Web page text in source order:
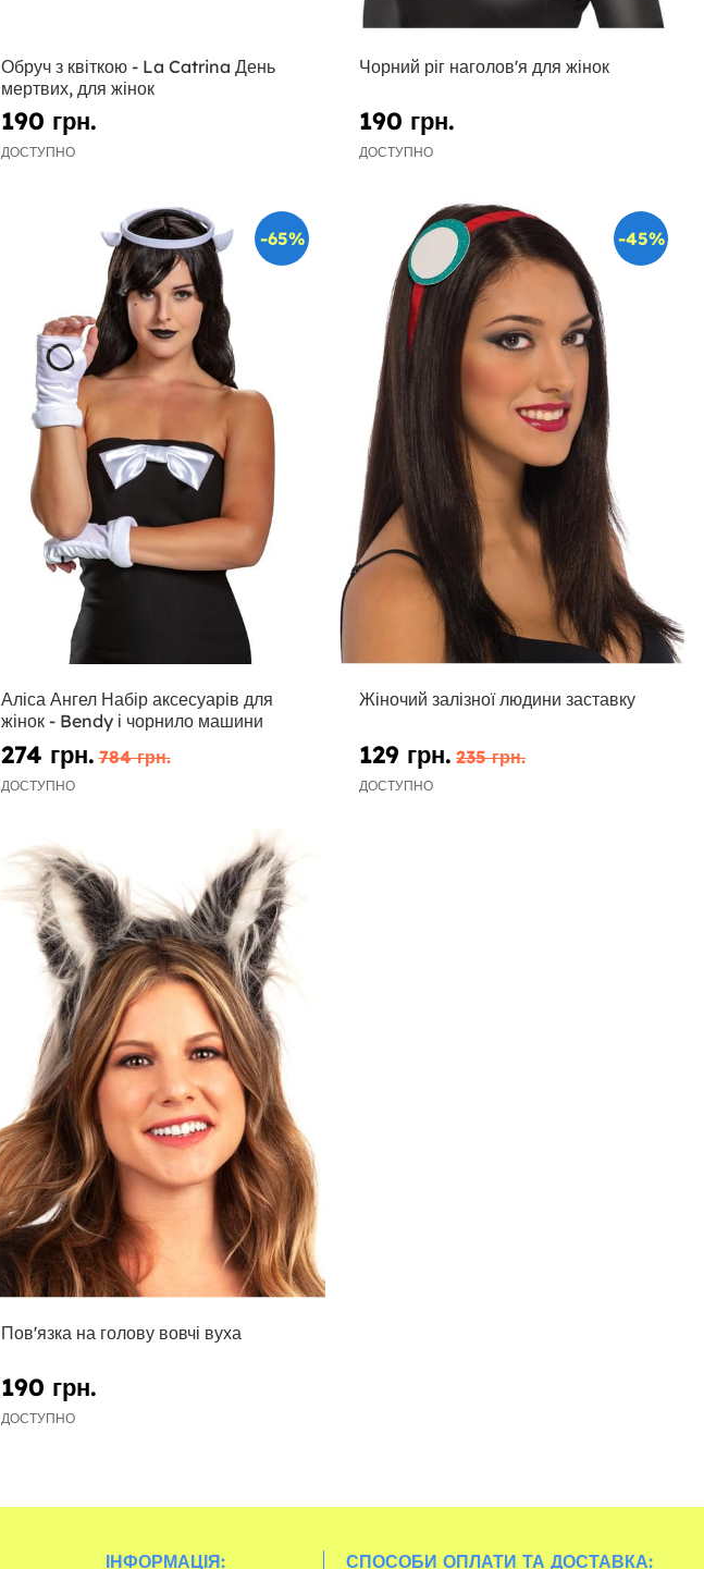
Обруч з квіткою - La Catrina День
мертвих, для жінок
190 грн.
ДОСТУПНО
Чорний ріг наголов'я для жінок
190 грн.
ДОСТУПНО
-65%
Аліса Ангел Набір аксесуарів для
жінок - Bendy і чорнило машини
274 грн. 784 грн.
ДОСТУПНО
-45%
Жіночий залізної людини заставку
129 грн. 235 грн.
ДОСТУПНО
Пов'язка на голову вовчі вуха
190 грн.
ДОСТУПНО
ІНФОРМАЦІЯ: СПОСОБИ ОПЛАТИ ТА ДОСТАВКА: